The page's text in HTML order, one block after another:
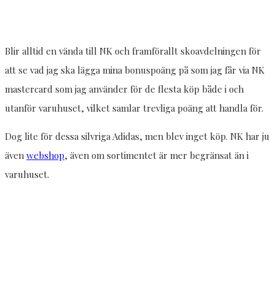
Blir alltid en vända till NK och framförallt skoavdelningen för
att se vad jag ska lägga mina bonuspoäng på som jag får via NK
mastercard som jag använder för de flesta köp både i och
utanför varuhuset, vilket samlar trevliga poäng att handla för.
Dog lite för dessa silvriga Adidas, men blev inget köp. NK har ju
även webshop, även om sortimentet är mer begränsat än i
varuhuset.